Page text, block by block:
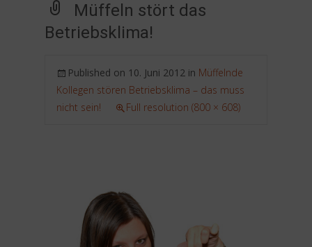
Müffeln stört das
Betriebsklima!
Published on 10. Juni 2012 in Müffelnde
Kollegen stören Betriebsklima – das muss
nicht sein!
Full resolution (800 × 608)